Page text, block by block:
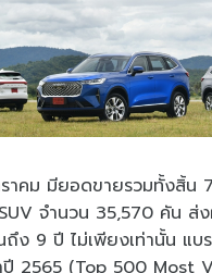
าคม มียอดขายรวมทั้งสิ้น
จำนวน 35,570 คัน ส่
ง 9 ปี ไม่เพียงเท่านั้น แ